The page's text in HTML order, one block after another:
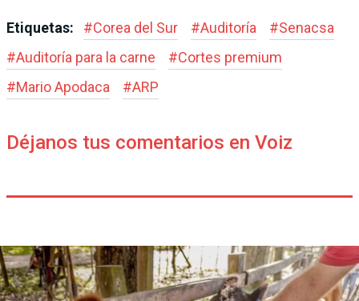
Etiquetas: #Corea del Sur #Auditoría #Senacsa
#Auditoría para la carne #Cortes premium
#Mario Apodaca #ARP
Déjanos tus comentarios en Voiz